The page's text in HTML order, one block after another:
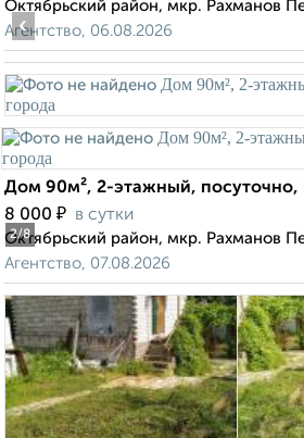
Октябрьский район, мкр. Рахманов
Агентство, 06.08.2026
2/8
‹
Дом 90м², 2-этажный, посуточно,
8 000 ₽ в сутки
Октябрьский район, мкр. Рахманов
Агентство, 07.08.2026